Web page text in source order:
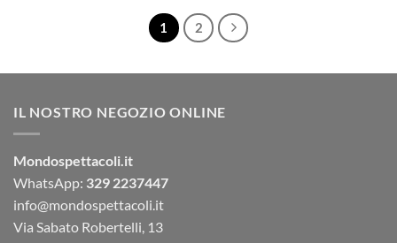
1 2
IL NOSTRO NEGOZIO ONLINE
Mondospettacoli.it
WhatsApp: 329 2237447
info@mondospettacoli.it
Via Sabato Robertelli, 13